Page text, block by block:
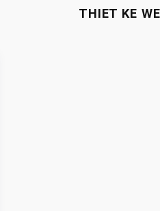
THIET KE